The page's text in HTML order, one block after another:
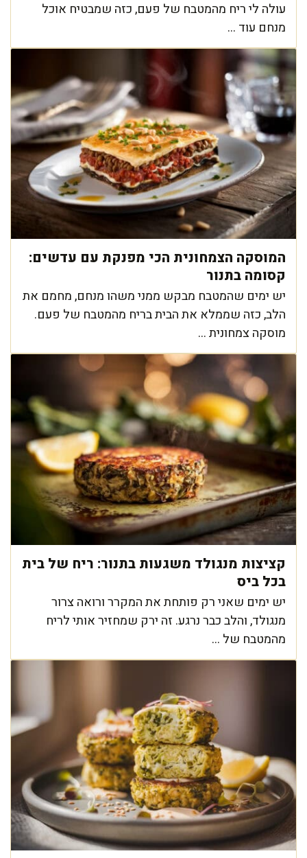
עולה לי ריח מהמטבח של פעם, כזה שמבטיח אוכל
מנחם עוד ...
המוסקה הצמחונית הכי מפנקת עם עדשים:
קסומה בתנור
יש ימים שהמטבח מבקש ממני משהו מנחם, מחמם את
הלב, כזה שממלא את הבית בריח מהמטבח של פעם.
מוסקה צמחונית ...
קציצות מנגולד משגעות בתנור: ריח של בית
בכל ביס
יש ימים שאני רק פותחת את המקרר ורואה צרור
מנגולד, והלב כבר נרגע. זה ירק שמחזיר אותי לריח
מהמטבח של ...